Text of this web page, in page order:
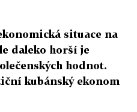
situace na
daleko horší je
hodnot.
kubánský ekonom